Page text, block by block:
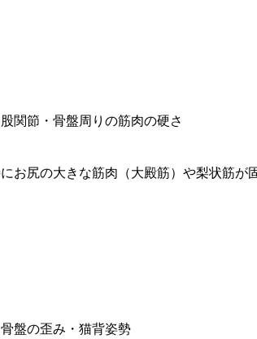
関節・骨盤周りの筋肉の硬さ
お尻の大きな筋肉（大殿筋）や梨状筋が
盤の歪み・猫背姿勢